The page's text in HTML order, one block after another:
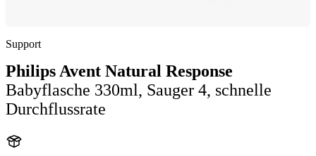
Support
Philips Avent Natural Response
Babyflasche 330ml, Sauger 4, schnelle
Durchflussrate